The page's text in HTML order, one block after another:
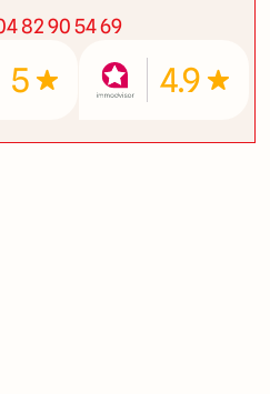
82 90 54 69
5 4.9